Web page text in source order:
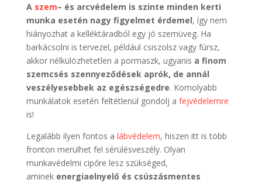
A szem– és arcvédelem is szinte minden kerti
munka esetén nagy figyelmet érdemel, így nem
hiányozhat a kelléktáradból egy jó szemüveg. Ha
barkácsolni is tervezel, például csiszolsz vagy fúrsz,
akkor nélkülözhetetlen a pormaszk, ugyanis a finom
szemcsés szennyeződések aprók, de annál
veszélyesebbek az egészségedre. Komolyabb
munkálatok esetén feltétlenül gondolj a fejvédelemre
is!
Legalább ilyen fontos a lábvédelem, hiszen itt is több
fronton merülhet fel sérülésveszély. Olyan
munkavédelmi cipőre lesz szükséged,
aminek energiaelnyelő és csúszásmentes